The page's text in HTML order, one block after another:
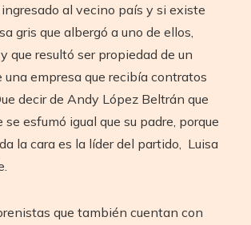
al vecino país y si existe
gris que albergó a uno de ellos,
que resultó ser propiedad de un
una empresa que recibía contratos
decir de Andy López Beltrán que
se esfumó igual que su padre, porque
la cara es la líder del partido, Luisa
que también cuentan con